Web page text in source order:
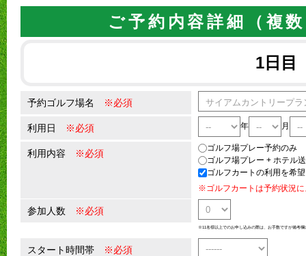
ご予約内容詳細（複
1日目
予約ゴルフ場名 ※必須
利用日 ※必須 年 月
利用内容 ※必須
ゴルフ場プレー予約のみ
ゴルフ場プレー + ホテル
ゴルフカートの利用を希望
※ゴルフカートは予約状況
参加人数 ※必須
※11名様以上でのお申し込みの際は、お手数ですが備考欄
スタート時間帯 ※必須